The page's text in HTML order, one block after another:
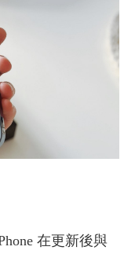
在更新後與